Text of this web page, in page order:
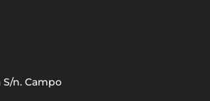
S/n. Campo